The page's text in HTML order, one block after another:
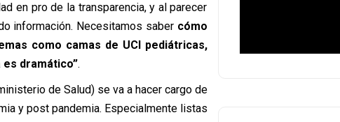
en pro de la transparencia, y al parecer
información. Necesitamos saber cómo
como camas de UCI pediátricas,
dramático”.
de Salud) se va a hacer cargo de
y post pandemia. Especialmente listas